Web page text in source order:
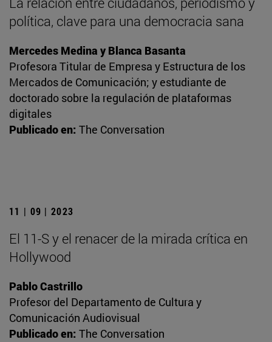
política, clave para una democracia sana
Mercedes Medina y Blanca Basanta
Profesora Titular de Empresa y Estructura de los
Mercados de Comunicación; y estudiante de
doctorado sobre la regulación de plataformas
digitales
Publicado en: The Conversation
11 | 09 | 2023
El 11-S y el renacer de la mirada crítica en
Hollywood
Pablo Castrillo
Profesor del Departamento de Cultura y
Comunicación Audiovisual
Publicado en: The Conversation